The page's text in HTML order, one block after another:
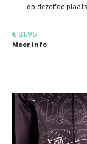
op dezelfde
€ 81,95
Meer info